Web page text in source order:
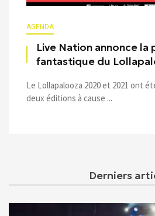
AGENDA
Live Nation annonce
fantastique du
Le Lollapalooza 2020 et 2021 ont
deux éditions à cause ...
Derniers